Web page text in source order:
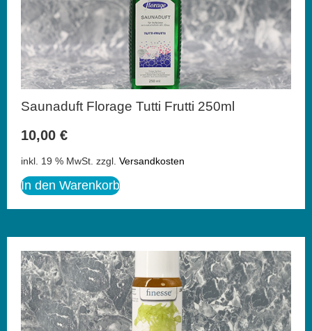
Saunaduft Florage Tutti Frutti 250ml
10,00 €
inkl. 19 % MwSt. zzgl. Versandkosten
In den Warenkorb